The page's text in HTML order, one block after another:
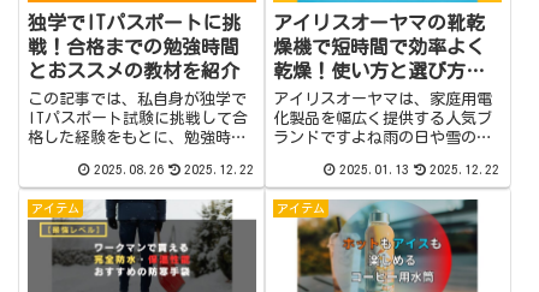
独学でITパスポートに挑
戦！合格までの勉強時間
とおススメの教材を紹介
この記事では、私自身が独学で
ITパスポート試験に挑戦して合
格した経験をもとに、勉強時間
解説します。ITパスポートと
は？ITパスポート試験は、
【IPA 独立行政法人情報処理推
進機構】が行っている、ITに関
する基礎知...
2025.08.26 2025.12.22
アイリスオーヤマの靴乾
燥機で短時間で効率よく
乾燥！使い方と選び方の
ポイント
アイリスオーヤマは、家庭用電
化製品を幅広く提供する人気ブ
ランドですよね雨の日や雪の日
るために便利なアイテムが靴乾
燥機ですが、アイリスオーヤマ
は靴乾燥機も販売しています。
アイリスオーヤマの靴乾燥機
は、特に手軽に使え...
2025.01.13 2025.12.22
アイテム アイテム